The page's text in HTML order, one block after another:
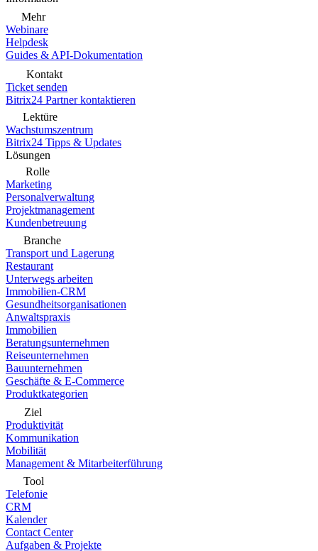
Mehr
Webinare
Helpdesk
Guides & API-Dokumentation
Kontakt
Ticket senden
Bitrix24 Partner kontaktieren
Lektüre
Wachstumszentrum
Bitrix24 Tipps & Updates
Lösungen
Rolle
Marketing
Personalverwaltung
Projektmanagement
Kundenbetreuung
Branche
Transport und Lagerung
Restaurant
Unterwegs arbeiten
Immobilien-CRM
Gesundheitsorganisationen
Anwaltspraxis
Immobilien
Beratungsunternehmen
Reiseunternehmen
Bauunternehmen
Geschäfte & E-Commerce
Produktkategorien
Ziel
Produktivität
Kommunikation
Mobilität
Management & Mitarbeiterführung
Tool
Telefonie
CRM
Kalender
Contact Center
Aufgaben & Projekte